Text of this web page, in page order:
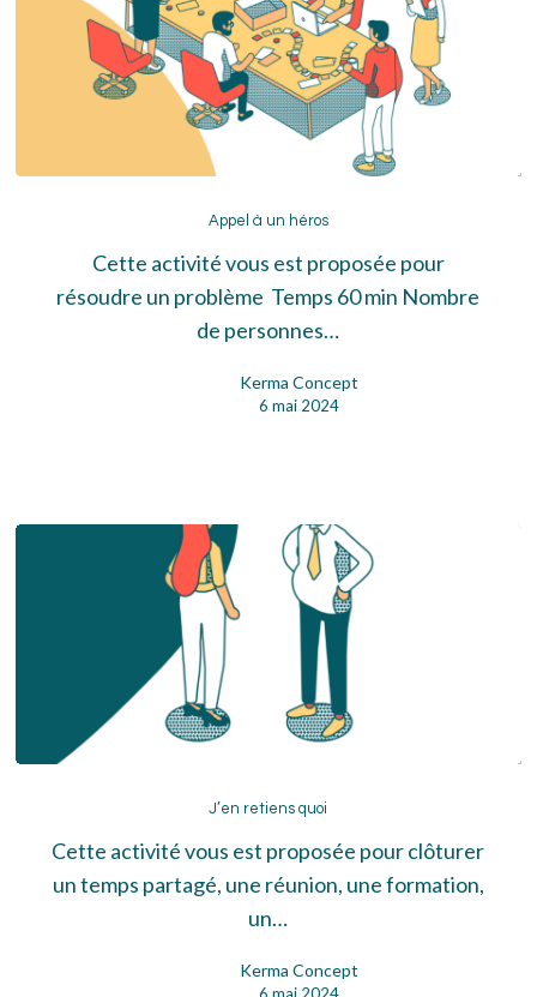
à
un
héros
Appel à un héros
Cette activité vous est proposée pour
résoudre un problème Temps 60 min Nombre
de personnes…
Kerma Concept
6 mai 2024
retiens
quoi
J’en retiens quoi
Cette activité vous est proposée pour clôturer
un temps partagé, une réunion, une formation,
un…
Kerma Concept